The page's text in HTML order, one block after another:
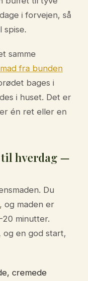
i forvejen, så
spise.
samme
fra bunden
bages i
i huset. Det er
én ret eller en
til hverdag —
Du
, og maden er
minutter.
en god start,
cremede